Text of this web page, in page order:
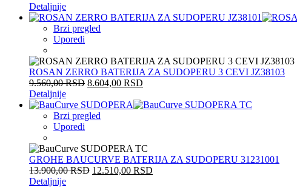
Detaljnije
Brzi pregled
Uporedi
ROSAN ZERRO BATERIJA ZA SUDOPERU 3 CEVI JZ38103
9.560,00RSD 8.604,00 RSD
Detaljnije
Brzi pregled
Uporedi
GROHE BAUCURVE BATERIJA ZA SUDOPERU 31231001
13.900,00RSD 12.510,00 RSD
Detaljnije